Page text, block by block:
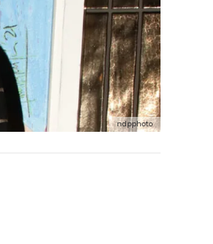
ndpphoto